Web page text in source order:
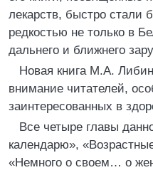
лекарств, быстро стали
редкостью не только в
дальнего и ближнего
Новая книга М.А.
внимание читателей,
заинтересованных в
Все четыре главы
календарю»,
«Немного о своем… о